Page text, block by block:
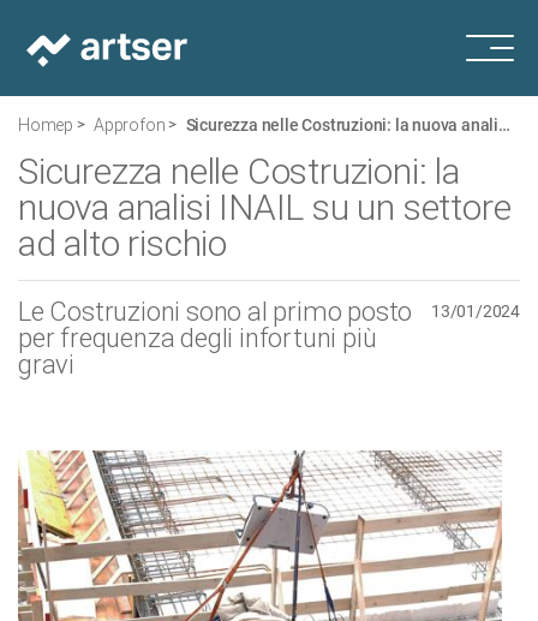
HomepageApprofondimenti Sicurezza nelle Costruzioni: la nuova analisi INAIL su un settore ad alto rischio
Sicurezza nelle Costruzioni: la
nuova analisi INAIL su un settore
ad alto rischio
Le Costruzioni sono al primo posto
per frequenza degli infortuni più
gravi
13/01/2024